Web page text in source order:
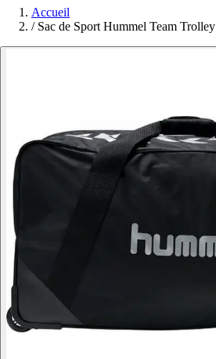
Accueil
/ Sac de Sport Hummel Team Trolley